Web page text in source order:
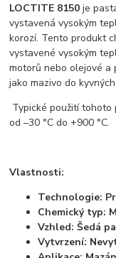
LOCTITE 8150 je
vystavená vysokým
korozí. Tento produkt
vystavené vysokým
motorů nebo olejové a
jako mazivo do
Typické použití
od –30 °C do +900 °C.
Vlastnosti:
Technologie:
Chemický typ:
Vzhled: Šedá
Vytvrzení: